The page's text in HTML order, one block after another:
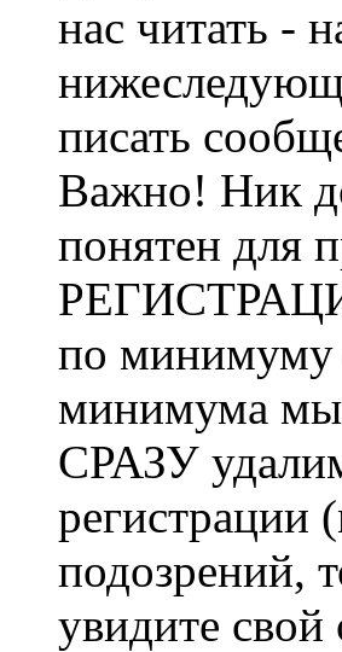
нас читать -
писать
Важно! Ник
понятен для
по минимуму
минимума
СРАЗУ
регистрации
подозрений,
увидите свой